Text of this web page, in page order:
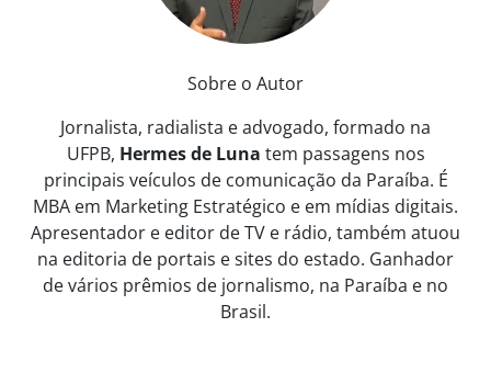
Sobre o Autor
Jornalista, radialista e advogado, formado na
UFPB, Hermes de Luna tem passagens nos
principais veículos de comunicação da Paraíba. É
MBA em Marketing Estratégico e em mídias digitais.
Apresentador e editor de TV e rádio, também atuou
na editoria de portais e sites do estado. Ganhador
de vários prêmios de jornalismo, na Paraíba e no
Brasil.